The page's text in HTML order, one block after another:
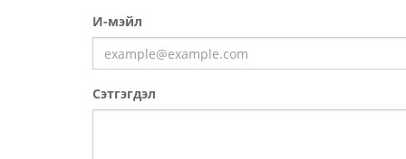
И-мэйл
Сэтгэгдэл